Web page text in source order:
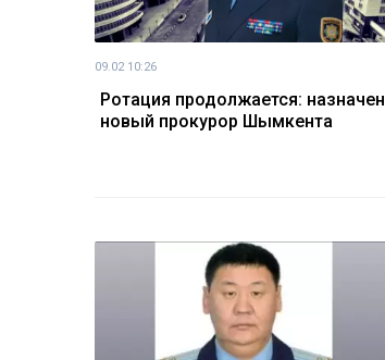
09.02 10:26
Ротация продолжается: назначен
новый прокурор Шымкента